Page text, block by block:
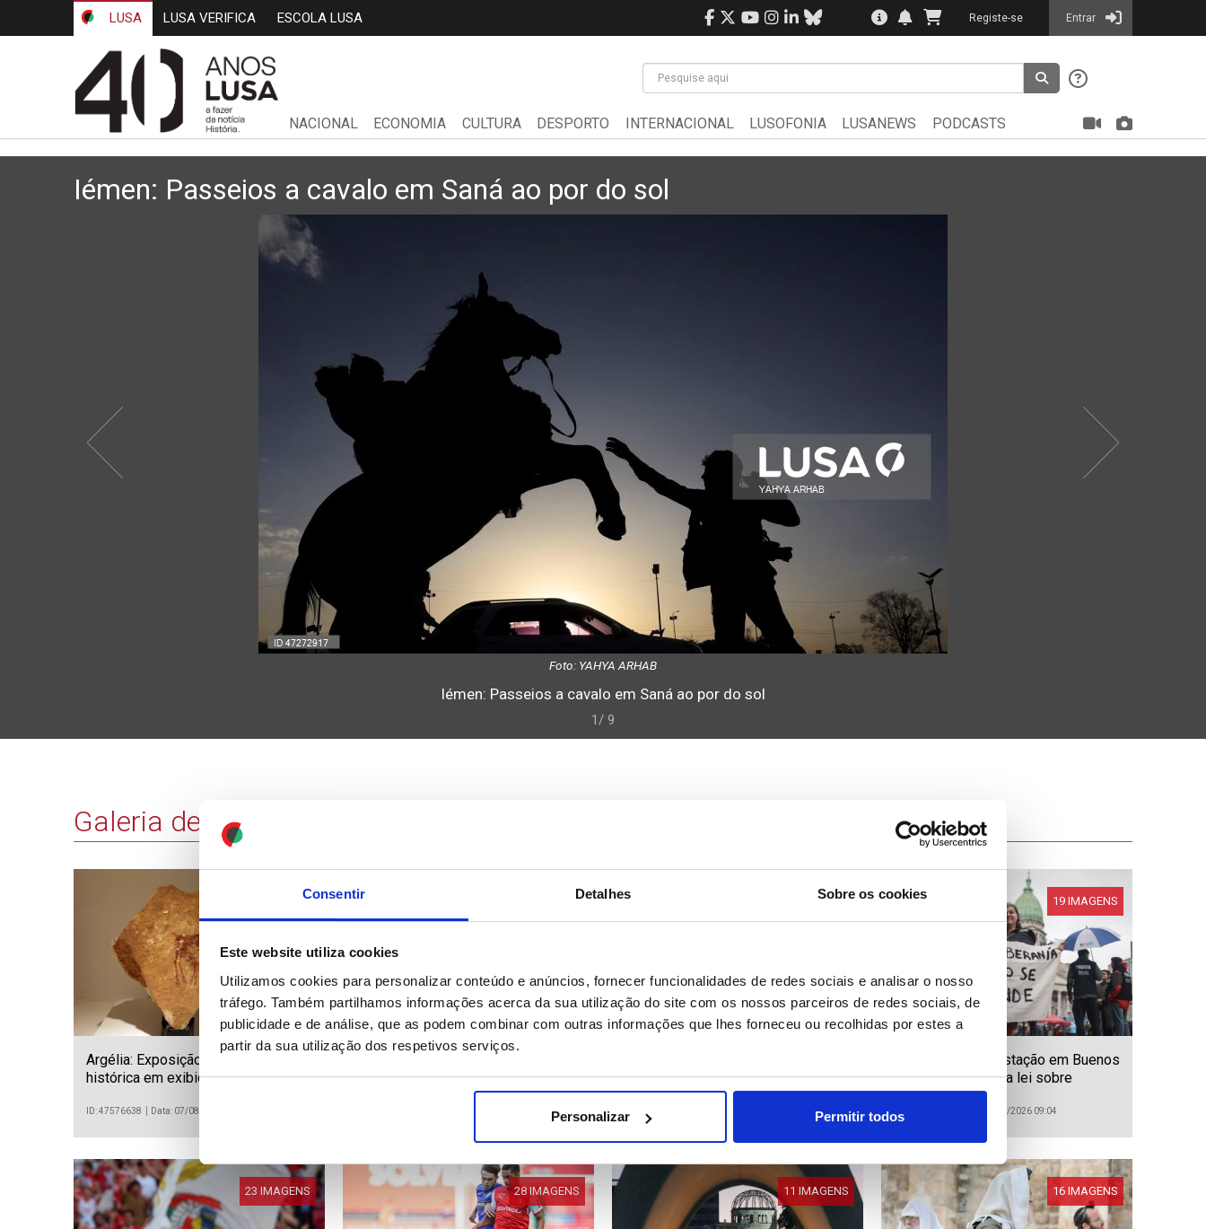
Consentir Detalhes Sobre os cookies
Este website utiliza cookies
Utilizamos cookies para personalizar conteúdo e anúncios, fornecer funcionalidades de redes sociais e analisar o nosso
tráfego. Também partilhamos informações acerca da sua utilização do site com os nossos parceiros de redes sociais, de
publicidade e de análise, que as podem combinar com outras informações que lhes forneceu ou recolhidas por estes a
partir da sua utilização dos respetivos serviços.
Personalizar Permitir todos
LUSA LUSA VERIFICA ESCOLA LUSA Registe-se Entrar
NACIONAL ECONOMIA CULTURA DESPORTO INTERNACIONAL LUSOFONIA LUSANEWS PODCASTS
Iémen: Passeios a cavalo em Saná ao por do sol
Foto: YAHYA ARHAB
Iémen: Passeios a cavalo em Saná ao por do sol
1/ 9
Galeria de Imagens
12 IMAGENS
Argélia: Exposição de arte pré-
histórica em exibição no Museu
ID: 47576638 Data: 07/08/2026 09:34
8 IMAGENS
Hyderabad contra o aumento dos
16 IMAGENS 19 IMAGENS
Argentina: Manifestação em Buenos
Aires contra a nova lei sobre
expropriações e uso da terra
queimada
Data: 07/08/2026 09:04
23 IMAGENS 28 IMAGENS 11 IMAGENS 16 IMAGENS